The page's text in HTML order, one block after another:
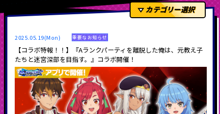
カテゴリー選択
2025.05.19(Mon) 重要なお知らせ
【コラボ特報！！】『Aランクパーティを離脱した俺は、元教え子
たちと迷宮深部を目指す。』コラボ開催！